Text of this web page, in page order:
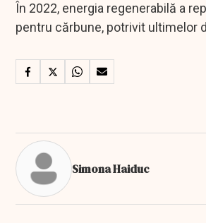
În 2022, energia regenerabilă a
pentru cărbune, potrivit ultimelor
Simona Haiduc